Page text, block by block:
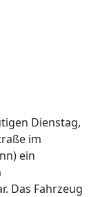
Dienstag,
im
ein
Das Fahrzeug